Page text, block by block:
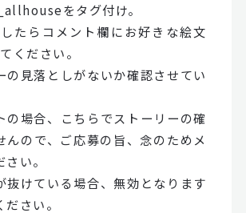
をタグ付け。
たらコメント欄にお好きな絵文
ください。
見落としがないか確認させてい
の場合、こちらでストーリーの確
んので、ご応募の旨、念のためメ
い。
けている場合、無効となります
さい。